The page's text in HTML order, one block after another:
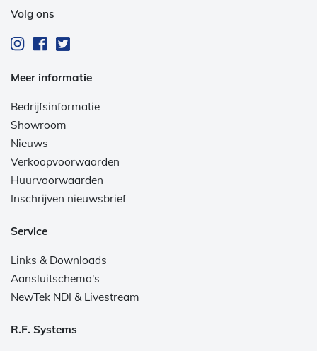
Volg ons
Meer informatie
Bedrijfsinformatie
Showroom
Nieuws
Verkoopvoorwaarden
Huurvoorwaarden
Inschrijven nieuwsbrief
Service
Links & Downloads
Aansluitschema's
NewTek NDI & Livestream
R.F. Systems